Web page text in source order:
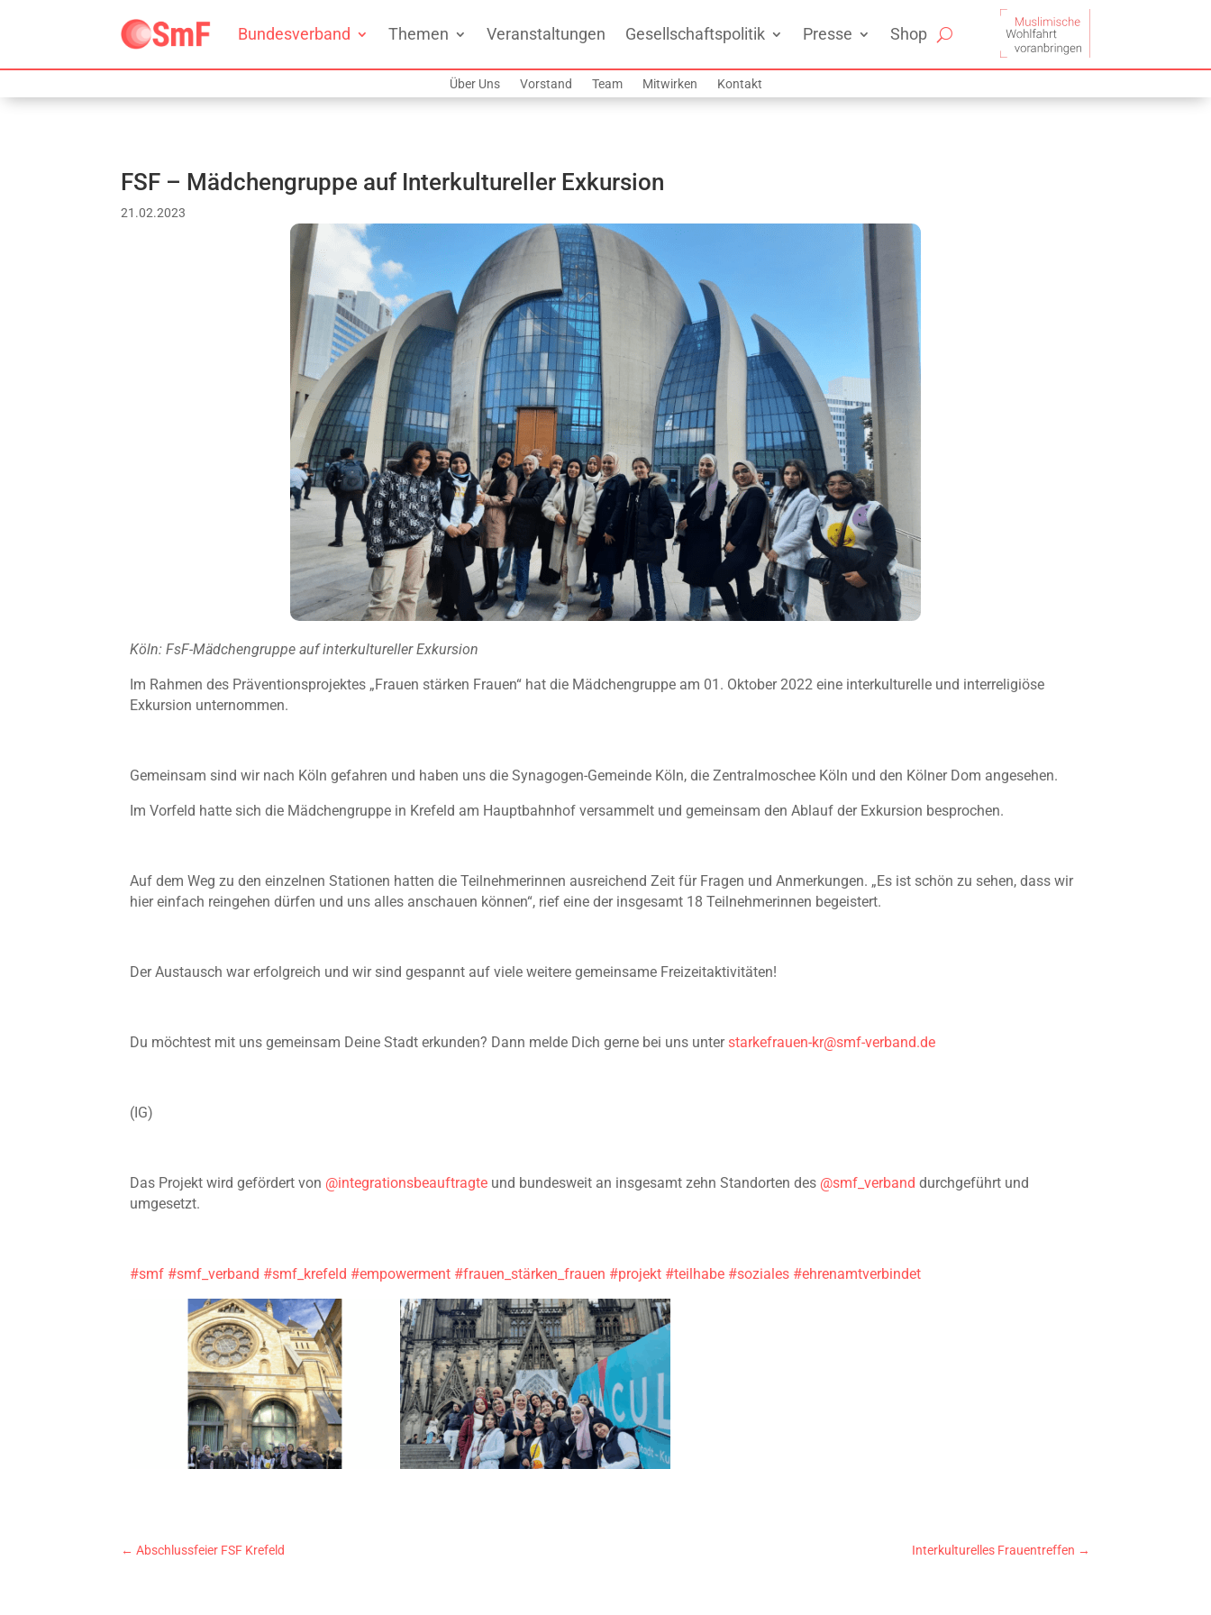
Bundesverband Themen Veranstaltungen Gesellschaftspolitik Presse Shop
Über Uns Vorstand Team Mitwirken Kontakt
FSF – Mädchengruppe auf Interkultureller Exkursion
21.02.2023
Köln: FsF-Mädchengruppe auf interkultureller Exkursion
Im Rahmen des Präventionsprojektes „Frauen stärken Frauen“ hat die Mädchengruppe am 01. Oktober 2022 eine interkulturelle und interreligiöse
Exkursion unternommen.
Gemeinsam sind wir nach Köln gefahren und haben uns die Synagogen-Gemeinde Köln, die Zentralmoschee Köln und den Kölner Dom angesehen.
Im Vorfeld hatte sich die Mädchengruppe in Krefeld am Hauptbahnhof versammelt und gemeinsam den Ablauf der Exkursion besprochen.
Auf dem Weg zu den einzelnen Stationen hatten die Teilnehmerinnen ausreichend Zeit für Fragen und Anmerkungen. „Es ist schön zu sehen, dass wir
hier einfach reingehen dürfen und uns alles anschauen können“, rief eine der insgesamt 18 Teilnehmerinnen begeistert.
Der Austausch war erfolgreich und wir sind gespannt auf viele weitere gemeinsame Freizeitaktivitäten!
Du möchtest mit uns gemeinsam Deine Stadt erkunden? Dann melde Dich gerne bei uns unterstarkefrauen-kr@smf-verband.de
(IG)
Das Projekt wird gefördert von @integrationsbeauftragte und bundesweit an insgesamt zehn Standorten des @smf_verband durchgeführt und
umgesetzt.
#smf #smf_verband #smf_krefeld #empowerment #frauen_stärken_frauen #projekt #teilhabe #soziales #ehrenamtverbindet
←Abschlussfeier FSF Krefeld Interkulturelles Frauentreffen →